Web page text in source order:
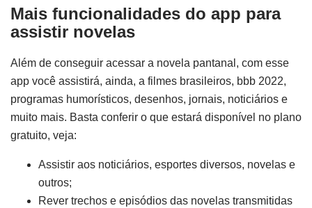
Mais funcionalidades do app para
assistir novelas
Além de conseguir acessar a novela pantanal, com esse
app você assistirá, ainda, a filmes brasileiros, bbb 2022,
programas humorísticos, desenhos, jornais, noticiários e
muito mais. Basta conferir o que estará disponível no plano
gratuito, veja:
Assistir aos noticiários, esportes diversos, novelas e
outros;
Rever trechos e episódios das novelas transmitidas